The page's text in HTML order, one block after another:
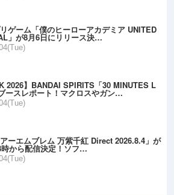
ゲーム「僕のヒーローアカデミア UNITED
」が8月6日にリリース決…
2026】BANDAI SPIRITS「30 MINUTES L
ースレポート！マクロスやガン…
アーエムブレム 万紫千紅 Direct 2026.8.4」が
時から配信決定！ソフ…